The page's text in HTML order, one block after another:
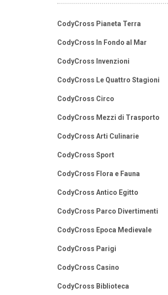
CodyCross Pianeta Terra
CodyCross In Fondo al Mar
CodyCross Invenzioni
CodyCross Le Quattro Stagioni
CodyCross Circo
CodyCross Mezzi di Trasporto
CodyCross Arti Culinarie
CodyCross Sport
CodyCross Flora e Fauna
CodyCross Antico Egitto
CodyCross Parco Divertimenti
CodyCross Epoca Medievale
CodyCross Parigi
CodyCross Casino
CodyCross Biblioteca